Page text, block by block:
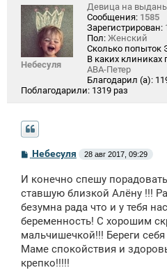
Небесуля
Девица на
Сообщения: 1585
Зарегистрирован:
Пол: Женский
Сколько попыток
В каких клиниках
АВА-Петер
Благодарил (а):
Поблагодарили: 1319 раз
С
о
б
щ
н
и
е
Небесуля 28 авг 2017, 09:29
И конечно спешу
ставшую близкой Алёну !!!
безумна рада что и у тебя
беременность! С хорошим
мальчишечкой!!! Береги
Маме спокойствия и
крепко!!!!!